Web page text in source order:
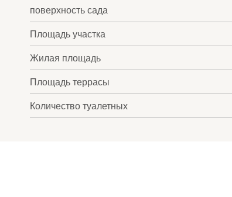
поверхность сада
Площадь участка
Жилая площадь
Площадь террасы
Количество туалетных